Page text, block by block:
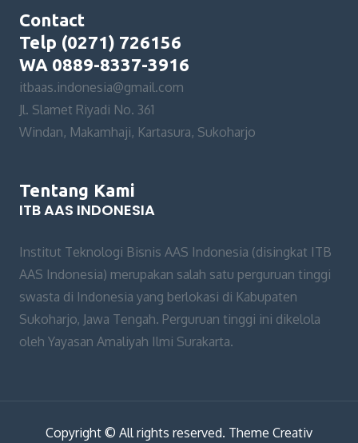
Contact
Telp (0271) 726156
WA 0889-8337-3916
itbaas.indonesia@gmail.com
Jl. Slamet Riyadi No. 361
Windan, Makamhaji, Kartasura, Sukoharjo
Tentang Kami
ITB AAS INDONESIA
Institut Teknologi Bisnis AAS Indonesia (disingkat ITB
AAS Indonesia) merupakan salah satu perguruan tinggi
swasta di Indonesia yang berlokasi di Kabupaten
Sukoharjo, Jawa Tengah. Perguruan tinggi ini dikelola
oleh Yayasan Amaliyah Ilmi Surakarta.
Copyright © All rights reserved. Theme Creativ